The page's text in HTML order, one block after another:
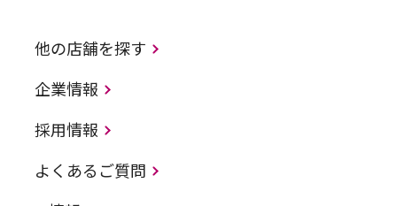
他の店舗を探す
企業情報
採用情報
よくあるご質問